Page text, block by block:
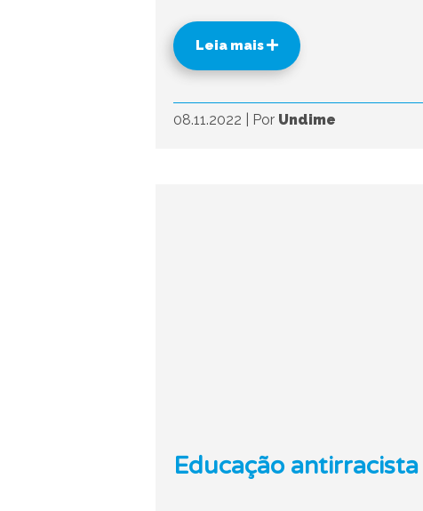
Leia mais
08.11.2022 Por Undime
Educação